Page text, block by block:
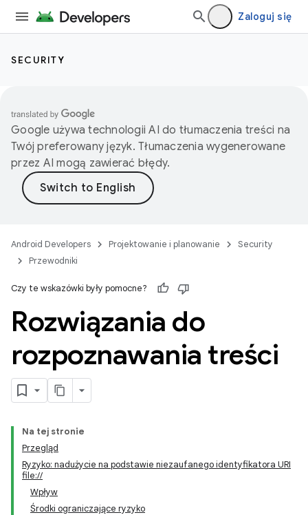
Zaloguj się
SECURITY
Google używa technologii AI do tłumaczenia treści na
Twój preferowany język. Tłumaczenia wygenerowane
przez AI mogą zawierać błędy.
Android Developers Projektowanie i planowanie
Security
Przewodniki
Czy te wskazówki były pomocne?
Rozwiązania do
rozpoznawania treści
Na tej stronie
Przegląd
Ryzyko: nadużycie na podstawie niezaufanego identyfikatora URI
file://
Wpływ
Środki ograniczające ryzyko